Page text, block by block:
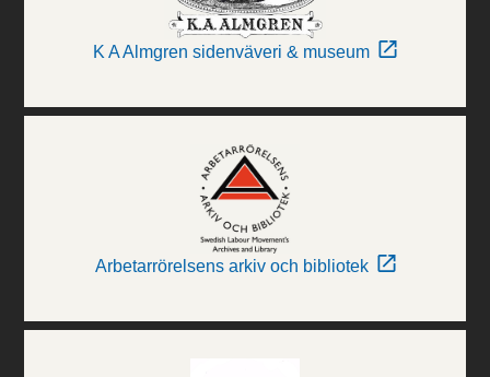
K A Almgren sidenväveri & museum
Arbetarrörelsens arkiv och bibliotek